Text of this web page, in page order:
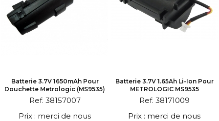
Batterie 3.7V 1650mAh Pour
Douchette Metrologic (MS9535)
Ref. 38157007
Prix : merci de nous
Batterie 3.7V 1.65Ah Li-Ion Pour
METROLOGIC MS9535
Ref. 38171009
Prix : merci de nous